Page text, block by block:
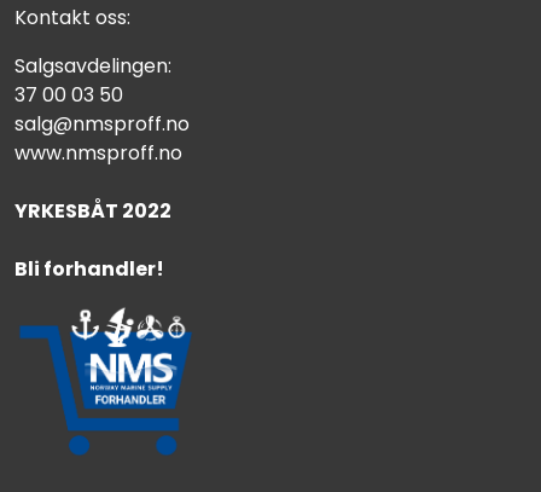
Kontakt oss:
Salgsavdelingen:
37 00 03 50
salg@nmsproff.no
www.nmsproff.no
YRKESBÅT 2022
Bli forhandler!